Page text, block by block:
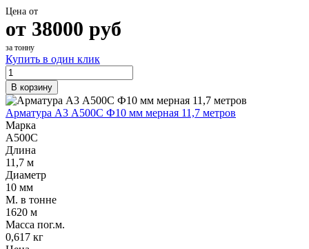
Цена от
от 38000 руб
за тонну
Купить в один клик
В корзину
Арматура А3 А500С Ф10 мм мерная 11,7 метров
Марка
А500С
Длина
11,7 м
Диаметр
10 мм
М. в тонне
1620 м
Масса пог.м.
0,617 кг